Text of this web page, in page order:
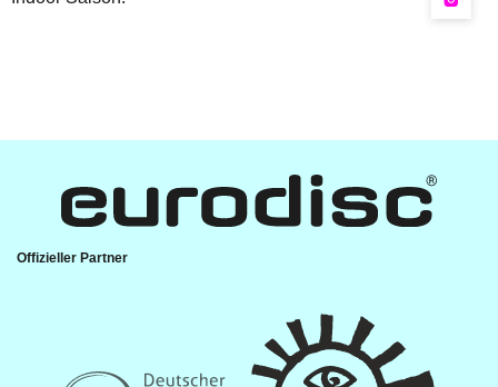
Offizieller Partner